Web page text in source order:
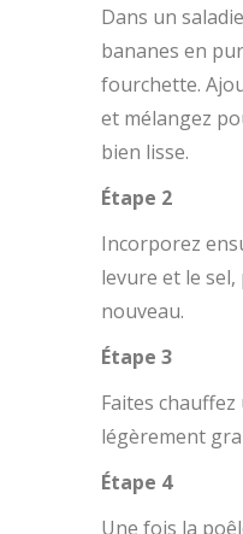
Dans un
bananes en
fourchette.
et mélangez
bien lisse.
Étape 2
Incorporez
levure et le
nouveau.
Étape 3
Faites
légèrement
Étape 4
Une fois la